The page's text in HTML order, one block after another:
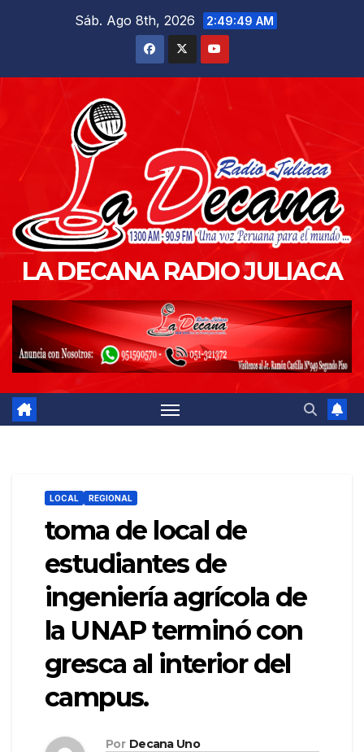
Sáb. Ago 8th, 2026 2:49:50 AM
LA DECANA RADIO JULIACA
LOCAL REGIONAL
toma de local de
estudiantes de
ingeniería agrícola de
la UNAP terminó con
gresca al interior del
campus.
Por Decana Uno